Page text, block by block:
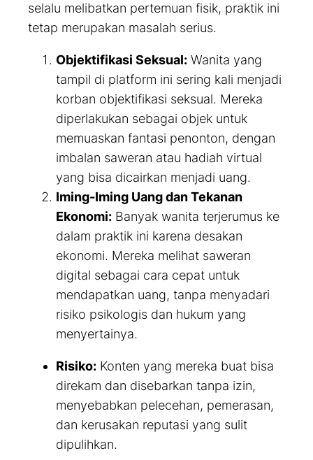
selalu melibatkan pertemuan fisik, praktik ini
tetap merupakan masalah serius.
Objektifikasi Seksual: Wanita yang
tampil di platform ini sering kali menjadi
korban objektifikasi seksual. Mereka
diperlakukan sebagai objek untuk
memuaskan fantasi penonton, dengan
imbalan saweran atau hadiah virtual
yang bisa dicairkan menjadi uang.
Iming-Iming Uang dan Tekanan
Ekonomi: Banyak wanita terjerumus ke
dalam praktik ini karena desakan
ekonomi. Mereka melihat saweran
digital sebagai cara cepat untuk
mendapatkan uang, tanpa menyadari
risiko psikologis dan hukum yang
menyertainya.
Risiko: Konten yang mereka buat bisa
direkam dan disebarkan tanpa izin,
menyebabkan pelecehan, pemerasan,
dan kerusakan reputasi yang sulit
dipulihkan.